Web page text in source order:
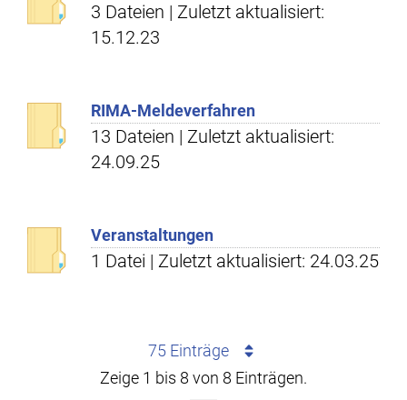
3 Dateien | Zuletzt aktualisiert:
15.12.23
RIMA-Meldeverfahren
13 Dateien | Zuletzt aktualisiert:
24.09.25
Veranstaltungen
1 Datei | Zuletzt aktualisiert: 24.03.25
75 Einträge
Zeige 1 bis 8 von 8 Einträgen.